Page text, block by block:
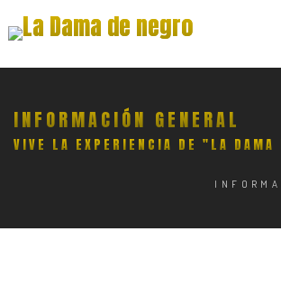
INFORMACIÓN GENERAL
VIVE LA EXPERIENCIA DE "LA DAMA